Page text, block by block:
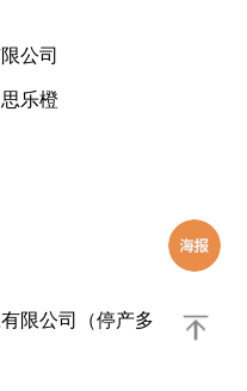
公司
乐橙
限公司（停产多